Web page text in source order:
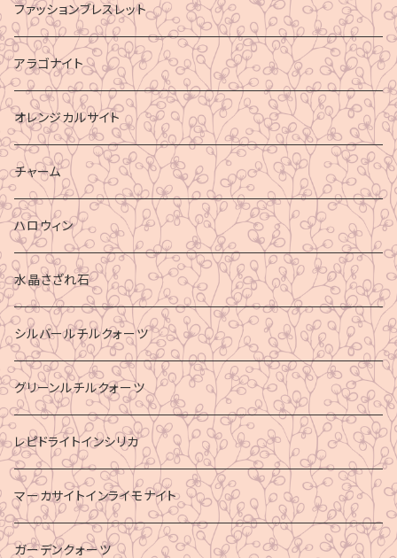
ファッションブレスレット
アラゴナイト
オレンジカルサイト
チャーム
ハロウィン
水晶さざれ石
シルバールチルクォーツ
グリーンルチルクォーツ
レピドライトインシリカ
マーカサイトインライモナイト
ガーデンクォーツ